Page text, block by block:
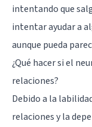
intentando que
intentar ayudar a
aunque pueda
¿Qué hacer si el
relaciones?
Debido a la
relaciones y la